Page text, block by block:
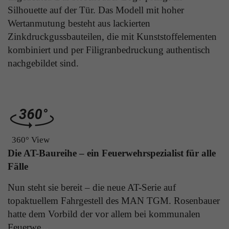
Silhouette auf der Tür. Das Modell mit hoher
Wertanmutung besteht aus lackierten
Zinkdruckgussbauteilen, die mit Kunststoffelementen
kombiniert und per Filigranbedruckung authentisch
nachgebildet sind.
360° View
Die AT-Baureihe – ein Feuerwehrspezialist für alle
Fälle
Nun steht sie bereit – die neue AT-Serie auf
topaktuellem Fahrgestell des MAN TGM. Rosenbauer
hatte dem Vorbild der vor allem bei kommunalen
die Benutzer-ID als verschlüsselten Wert (sog.
"hash-Wert") zum entsprechenden
Datenbankeintrag des Nutzers.
Laufzeit
Zweck
Administratoren relevant).
Name be_typo_user
Laufzeit 1 Tag
Zweck Aktiviert die Anzeige von Bannern
Name _ga
Laufzeit
Zweck
wiederkehrende User auf dieser Website